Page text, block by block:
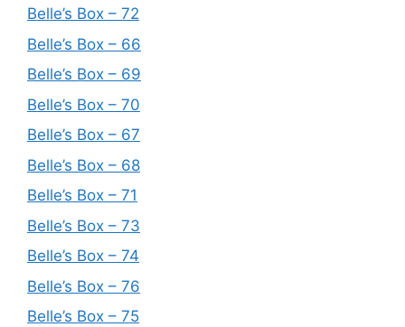
Belle’s Box – 72
Belle’s Box – 66
Belle’s Box – 69
Belle’s Box – 70
Belle’s Box – 67
Belle’s Box – 68
Belle’s Box – 71
Belle’s Box – 73
Belle’s Box – 74
Belle’s Box – 76
Belle’s Box – 75